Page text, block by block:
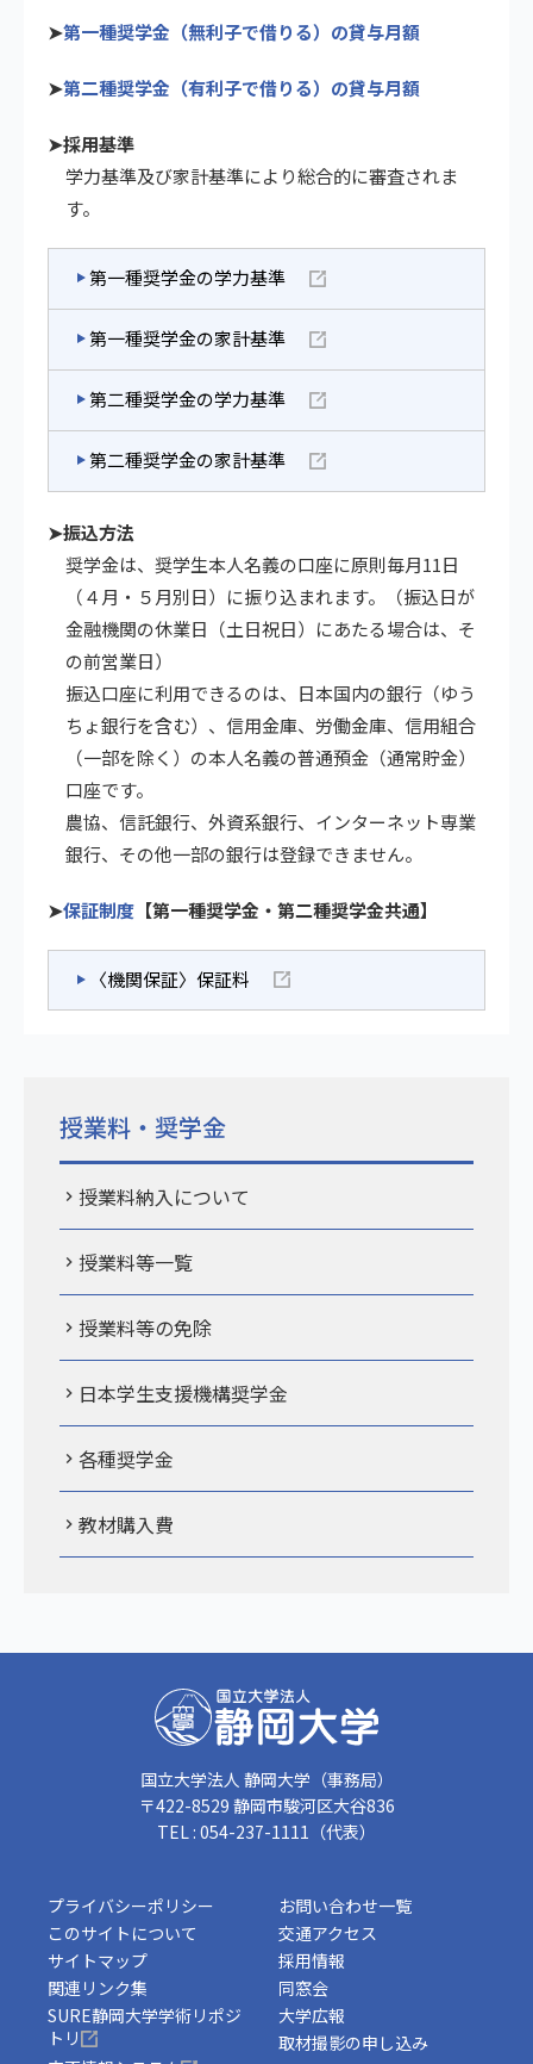
➤第一種奨学金（無利子で借りる）の貸与月額
➤第二種奨学金（有利子で借りる）の貸与月額
➤採用基準
学力基準及び家計基準により総合的に審査されま
す。
第一種奨学金の学力基準
第一種奨学金の家計基準
第二種奨学金の学力基準
第二種奨学金の家計基準
➤振込方法
奨学金は、奨学生本人名義の口座に原則毎月11日
（４月・５月別日）に振り込まれます。（振込日が
金融機関の休業日（土日祝日）にあたる場合は、そ
の前営業日）
振込口座に利用できるのは、日本国内の銀行（ゆう
ちょ銀行を含む）、信用金庫、労働金庫、信用組合
（一部を除く）の本人名義の普通預金（通常貯金）
口座です。
農協、信託銀行、外資系銀行、インターネット専業
銀行、その他一部の銀行は登録できません。
➤保証制度 【第一種奨学金・第二種奨学金共通】
〈機関保証〉保証料
授業料・奨学金
授業料納入について
授業料等一覧
授業料等の免除
日本学生支援機構奨学金
各種奨学金
教材購入費
国立大学法人 静岡大学（事務局）
〒422-8529 静岡市駿河区大谷836
TEL : 054-237-1111（代表）
プライバシーポリシー
このサイトについて
サイトマップ
関連リンク集
お問い合わせ一覧
交通アクセス
採用情報
同窓会
SURE静岡大学学術リポジ
トリ
大学広報
取材撮影の申し込み